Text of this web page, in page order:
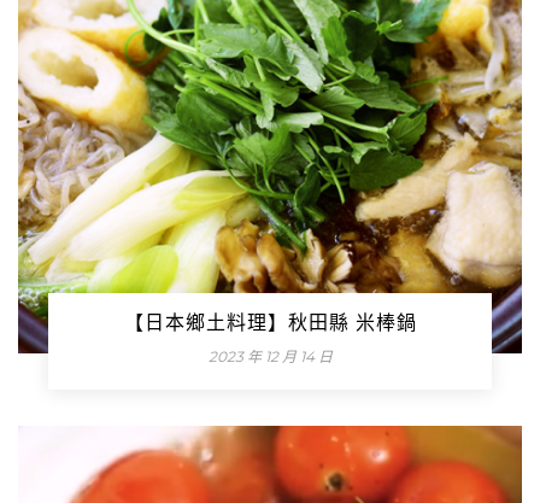
【日本鄉土料理】秋田縣 米棒鍋
2023 年 12 月 14 日